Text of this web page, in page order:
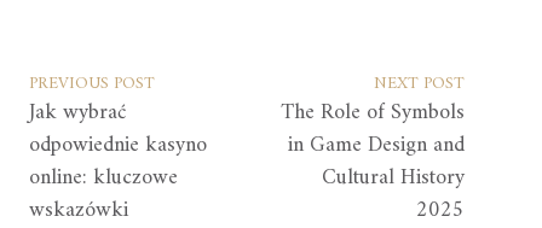
PREVIOUS POST
Jak wybrać
odpowiednie kasyno
online: kluczowe
wskazówki
NEXT POST
The Role of Symbols
in Game Design and
Cultural History
2025